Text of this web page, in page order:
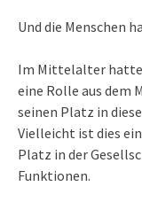
Und die Menschen
Im Mittelalter hatte
eine Rolle aus
seinen Platz in
Vielleicht ist dies
Platz in der
Funktionen.